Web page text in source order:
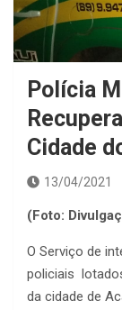
Polícia
Cidade
13/04/2021
(Foto:
O Serviço de
policiais
da cidade de